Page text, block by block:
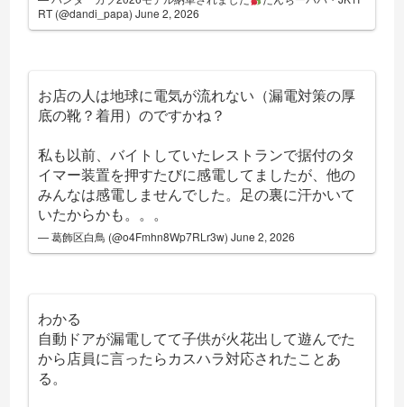
RT (@dandi_papa)June 2, 2026
お店の人は地球に電気が流れない（漏電対策の厚
底の靴？着用）のですかね？
私も以前、バイトしていたレストランで据付のタ
イマー装置を押すたびに感電してましたが、他の
みんなは感電しませんでした。足の裏に汗かいて
いたからかも。。。
— 葛飾区白鳥 (@o4Fmhn8Wp7RLr3w)June 2, 2026
わかる
自動ドアが漏電してて子供が火花出して遊んでた
から店員に言ったらカスハラ対応されたことあ
る。